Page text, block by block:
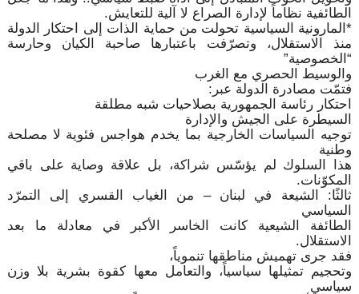
الطائفية نظاماً لإدارة الصراع لا آلية للتعايش.
*المارونية السياسية تحولت من حماية الذات إلى احتكار الدولة
منذ الاستقلال، وتصرّفت باعتبارها صاحبة الكيان وحارسة
“الخصوصية”
والوسيط الحصري مع الغرب
فتمّت مصادرة الدولة عبر:
احتكار رئاسة الجمهورية بصلاحيات شبه مطلقة
السيطرة على الجيش والإدارة
توجيه السياسات الخارجية بما يخدم هواجس فئوية لا مصلحة
وطنية
هذا السلوك لم يؤسّس شراكة، بل علاقة وصاية على باقي
المكوّنات.
ثالثًا: الشيعة في لبنان – من الغياب القسري إلى التمرّد
السياسي
الطائفة الشيعية كانت الخاسر الأكبر في معادلة ما بعد
الاستقلال.
فقد جرى تهميش مناطقها تنموياً،
وتحجيم تمثيلها سياسياً، والتعامل معها كقوة بشرية بلا وزن
سياسي